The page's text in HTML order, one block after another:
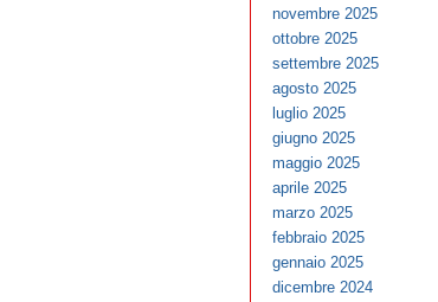
novembre 2025
ottobre 2025
settembre 2025
agosto 2025
luglio 2025
giugno 2025
maggio 2025
aprile 2025
marzo 2025
febbraio 2025
gennaio 2025
dicembre 2024